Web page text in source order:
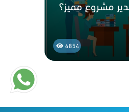
مشروع مميز؟
4854